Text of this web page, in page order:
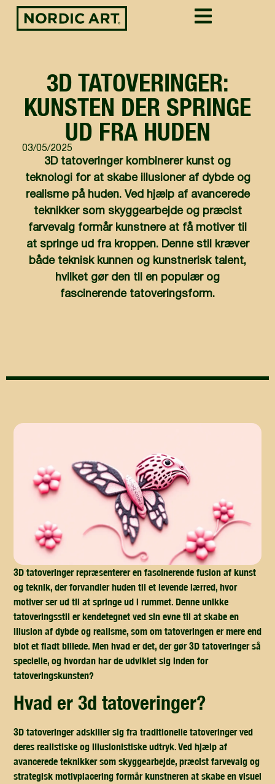
3D TATOVERINGER:
KUNSTEN DER SPRINGE
UD FRA HUDEN
03/05/2025
3D tatoveringer kombinerer kunst og
teknologi for at skabe illusioner af dybde og
realisme på huden. Ved hjælp af avancerede
teknikker som skyggearbejde og præcist
farvevalg formår kunstnere at få motiver til
at springe ud fra kroppen. Denne stil kræver
både teknisk kunnen og kunstnerisk talent,
hvilket gør den til en populær og
fascinerende tatoveringsform.
3D tatoveringer repræsenterer en fascinerende fusion af kunst
og teknik, der forvandler huden til et levende lærred, hvor
motiver ser ud til at springe ud i rummet. Denne unikke
tatoveringsstil er kendetegnet ved sin evne til at skabe en
illusion af dybde og realisme, som om tatoveringen er mere end
blot et fladt billede. Men hvad er det, der gør 3D tatoveringer så
specielle, og hvordan har de udviklet sig inden for
tatoveringskunsten?
hvad er 3d tatoveringer?
3D tatoveringer adskiller sig fra traditionelle tatoveringer ved
deres realistiske og illusionistiske udtryk. Ved hjælp af
avancerede teknikker som skyggearbejde, præcist farvevalg og
strategisk motivplacering formår kunstneren at skabe en visuel